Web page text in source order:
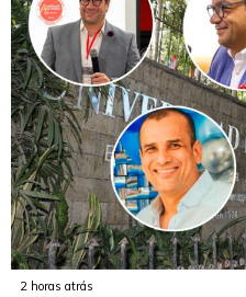
2 horas atrás